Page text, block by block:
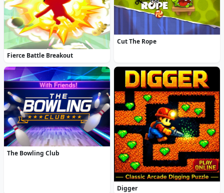
Fierce Battle Breakout
Cut The Rope
The Bowling Club
Digger